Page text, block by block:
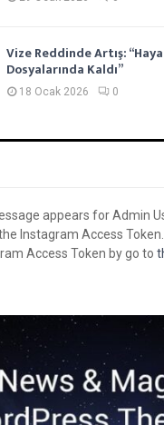
Vize Reddinde Artış:
Dosyalarında Kaldı”
18 Ocak 2026 0
appears for Admin
Instagram Access
Access Token by go to